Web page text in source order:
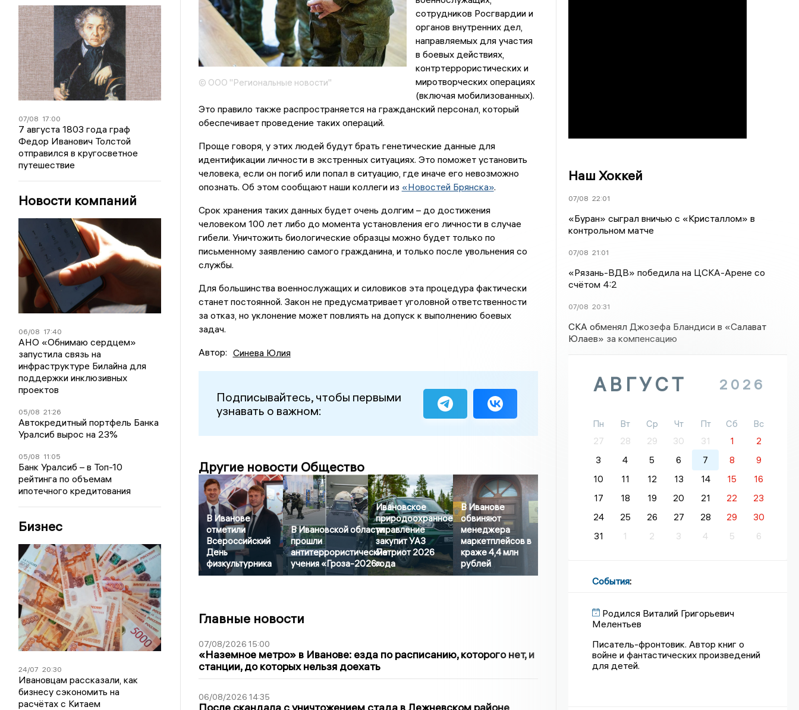
07/08 17:00
7 августа 1803 года граф
Федор Иванович Толстой
отправился в кругосветное
путешествие
Новости компаний
06/08 17:40
АНО «Обнимаю сердцем»
запустила связь на
инфраструктуре Билайна для
поддержки инклюзивных
проектов
05/08 21:26
Автокредитный портфель Банка
Уралсиб вырос на 23%
05/08 11:05
Банк Уралсиб – в Топ-10
рейтинга по объемам
ипотечного кредитования
Бизнес
24/07 20:30
Ивановцам рассказали, как
бизнесу сэкономить на
расчётах с Китаем
© ООО "Региональные новости"
сотрудников Росгвардии и
органов внутренних дел,
направляемых для участия
в боевых действиях,
контртеррористических и
миротворческих операциях
(включая мобилизованных).
Это правило также распространяется на гражданский персонал, который
обеспечивает проведение таких операций.
Проще говоря, у этих людей будут брать генетические данные для
идентификации личности в экстренных ситуациях. Это поможет установить
человека, если он погиб или попал в ситуацию, где иначе его невозможно
опознать. Об этом сообщают наши коллеги из «Новостей Брянска».
Срок хранения таких данных будет очень долгим – до достижения
человеком 100 лет либо до момента установления его личности в случае
гибели. Уничтожить биологические образцы можно будет только по
письменному заявлению самого гражданина, и только после увольнения со
службы.
Для большинства военнослужащих и силовиков эта процедура фактически
станет постоянной. Закон не предусматривает уголовной ответственности
за отказ, но уклонение может повлиять на допуск к выполнению боевых
задач.
Автор: Синева Юлия
Подписывайтесь, чтобы первыми
узнавать о важном:
Другие новости Общество
В Иванове
отметили
Всероссийский
День
физкультурника
В Ивановской области
прошли
антитеррористические
учения «Гроза-2026»
Ивановское
природоохранное
управление
закупит УАЗ
Патриот 2026
года
В Иванове
обвиняют
менеджера
маркетплейсов в
краже 4,4 млн
рублей
Главные новости
07/08/2026 15:00
«Наземное метро» в Иванове: езда по расписанию, которого нет, и
станции, до которых нельзя доехать
06/08/2026 14:35
Наш Хоккей
07/08 22:01
«Буран» сыграл вничью с «Кристаллом» в
контрольном матче
07/08 21:01
«Рязань-ВДВ» победила на ЦСКА-Арене со
счётом 4:2
07/08 20:31
СКА обменял Джозефа Бландиси в «Салават
Юлаев» за компенсацию
АВГУСТ 2026
Пн Вт Ср Чт Пт Сб
Вс
27
28 29 30 31 1
2
3
4 5 6 7 8
9
10
11 12 13 14 15
16
17
18 19 20 21 22
23
24
25 26 27 28 29
30
31
1 2 3 4 5 6
События:
Родился Виталий Григорьевич
Мелентьев
Писатель-фронтовик. Автор книг о
войне и фантастических произведений
для детей.